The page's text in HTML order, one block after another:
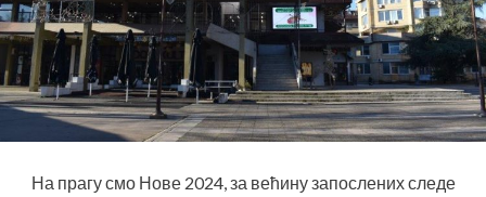
На прагу смо Нове 2024, за већину запослених следе